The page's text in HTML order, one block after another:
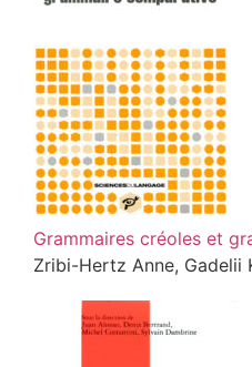
Grammaires créoles et
Zribi-Hertz Anne, Gadelii